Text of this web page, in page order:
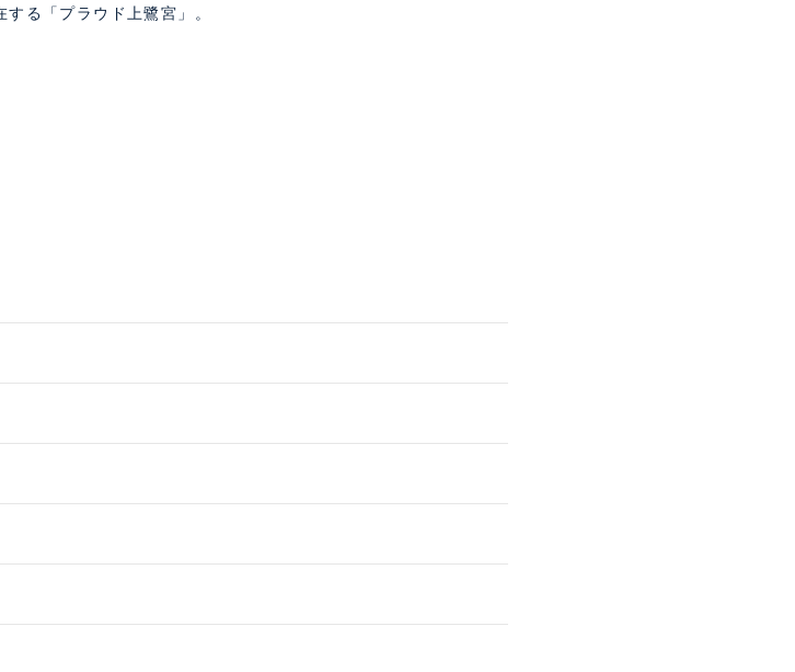
る「プラウド上鷺宮」。